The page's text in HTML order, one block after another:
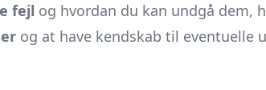
fejl og hvordan du kan undgå dem,
og at have kendskab til eventuelle